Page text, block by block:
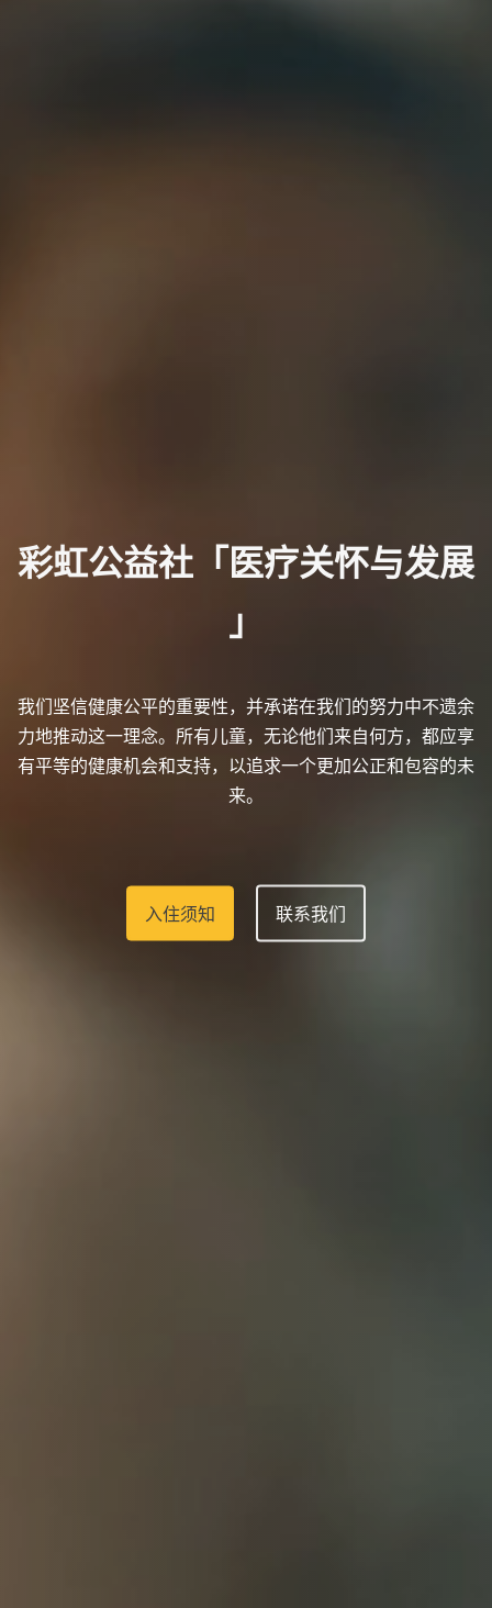
彩虹公益社 「 医疗关怀与发展
」
我们坚信健康公平的重要性，并承诺在我们的努力中不遗余
力地推动这一理念。所有儿童，无论他们来自何方，都应享
有平等的健康机会和支持，以追求一个更加公正和包容的未
来。
入住须知 联系我们